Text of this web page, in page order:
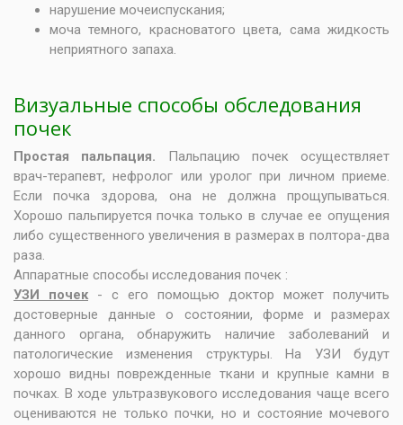
нарушение мочеиспускания;
моча темного, красноватого цвета, сама жидкость
неприятного запаха.
Визуальные способы обследования
почек
Простая пальпация. Пальпацию почек осуществляет
врач-терапевт, нефролог или уролог при личном приеме.
Если почка здорова, она не должна прощупываться.
Хорошо пальпируется почка только в случае ее опущения
либо существенного увеличения в размерах в полтора-два
раза.
Аппаратные способы исследования почек :
УЗИ почек - с его помощью доктор может получить
достоверные данные о состоянии, форме и размерах
данного органа, обнаружить наличие заболеваний и
патологические изменения структуры. На УЗИ будут
хорошо видны поврежденные ткани и крупные камни в
почках. В ходе ультразвукового исследования чаще всего
оцениваются не только почки, но и состояние мочевого